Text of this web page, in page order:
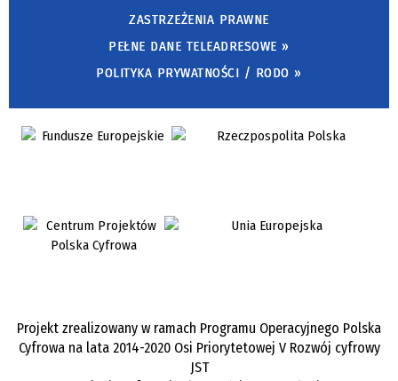
ZASTRZEŻENIA PRAWNE
PEŁNE DANE TELEADRESOWE »
POLITYKA PRYWATNOŚCI / RODO »
Projekt zrealizowany w ramach Programu Operacyjnego Polska
Cyfrowa na lata 2014-2020 Osi Priorytetowej V Rozwój cyfrowy
JST